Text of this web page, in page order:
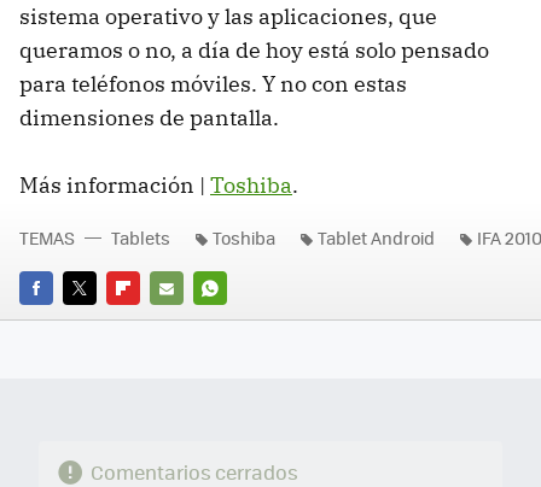
sistema operativo y las aplicaciones, que
queramos o no, a día de hoy está solo pensado
para teléfonos móviles. Y no con estas
dimensiones de pantalla.
Más información | Toshiba.
FACEBOOK
TWITTERFLIPBOARD
E-
WHATSAPP
TEMAS Tablets Toshiba Tablet Android IFA 2010
Comentarios cerrados